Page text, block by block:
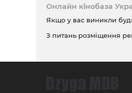
Онлайн кінобаза
Якщо у вас виникли
З питань розміщення